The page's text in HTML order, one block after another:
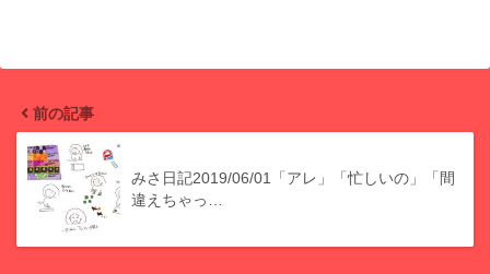
前の記事
みさ日記2019/06/01「アレ」「忙しいの」「間
違えちゃっ…